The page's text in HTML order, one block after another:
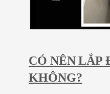
CÓ NÊN LẮP
KHÔNG?